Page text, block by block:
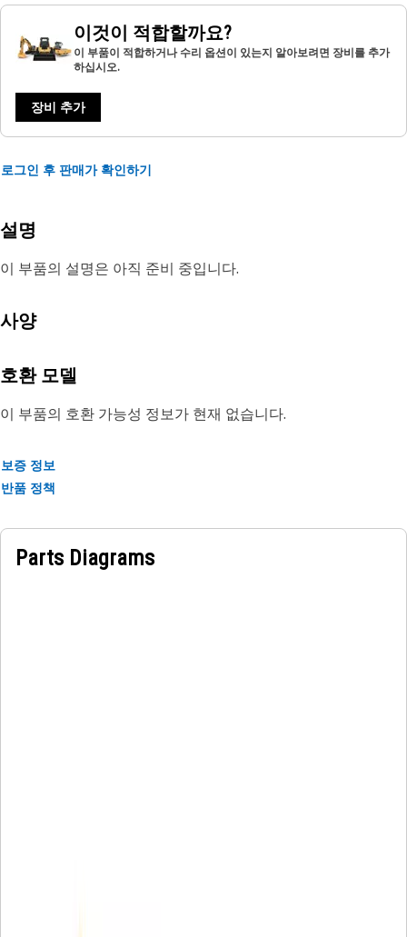
이것이 적합할까요?
이 부품이 적합하거나 수리 옵션이 있는지 알아보려면 장비를 추가
하십시오.
장비 추가
로그인 후 판매가 확인하기
설명
이 부품의 설명은 아직 준비 중입니다.
사양
호환 모델
이 부품의 호환 가능성 정보가 현재 없습니다.
보증 정보
반품 정책
Parts Diagrams